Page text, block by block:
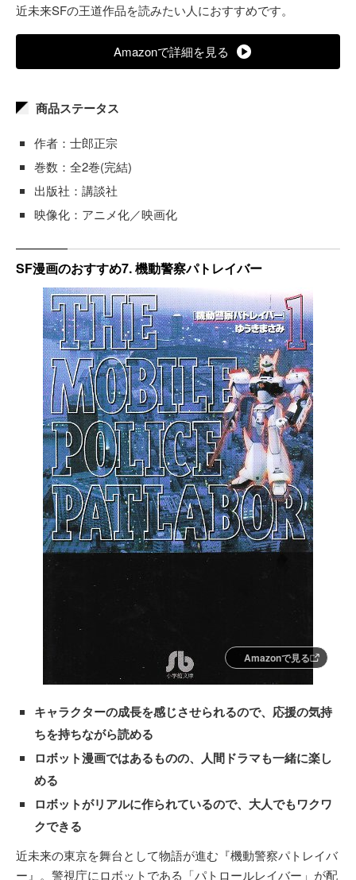
近未来SFの王道作品を読みたい人におすすめです。
Amazonで詳細を見る
商品ステータス
作者：士郎正宗
巻数：全2巻(完結)
出版社：講談社
映像化：アニメ化／映画化
SF漫画のおすすめ7. 機動警察パトレイバー
Amazonで見る
キャラクターの成長を感じさせられるので、応援の気持
ちを持ちながら読める
ロボット漫画ではあるものの、人間ドラマも一緒に楽し
める
ロボットがリアルに作られているので、大人でもワクワ
クできる
近未来の東京を舞台として物語が進む『機動警察パトレイバ
ー』。警視庁にロボットである「パトロールレイバー」が配